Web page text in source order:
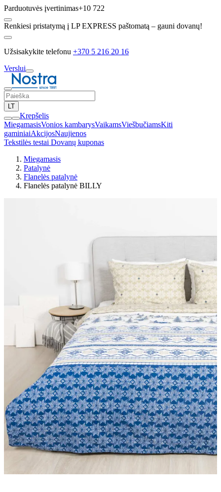
Parduotuvės įvertinimas+10 722
Renkiesi pristatymą į LP EXPRESS paštomatą – gauni dovanų!
Užsisakykite telefonu +370 5 216 20 16
Verslui
LT
Krepšelis
MiegamasisVonios kambarysVaikamsViešbučiamsKiti
gaminiaiAkcijosNaujienos
Tekstilės testai Dovanų kuponas
Miegamasis
Patalynė
Flanelės patalynė
Flanelės patalynė BILLY